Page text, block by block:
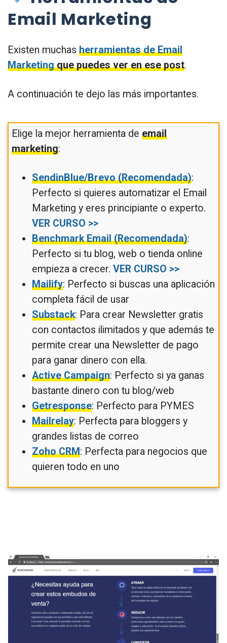
Email Marketing
Existen muchas herramientas de Email
Marketingque puedes ver en ese post.
A continuación te dejo las más importantes.
Elige la mejor herramienta de email
marketing:
SendinBlue/Brevo (Recomendada):
Perfecto si quieres automatizar el Email
Marketing y eres principiante o experto.
VER CURSO >>
Benchmark Email (Recomendada):
Perfecto si tu blog, web o tienda online
empieza a crecer. VER CURSO >>
Mailify: Perfecto si buscas una aplicación
completa fácil de usar
Substack: Para crear Newsletter gratis
con contactos ilimitados y que además te
permite crear una Newsletter de pago
para ganar dinero con ella.
Active Campaign: Perfecto si ya ganas
bastante dinero con tu blog/web
Getresponse: Perfecto para PYMES
Mailrelay: Perfecta para bloggers y
grandes listas de correo
Zoho CRM: Perfecta para negocios que
quieren todo en uno